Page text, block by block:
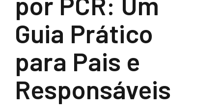
Guia Prático
para Pais e
Responsáveis